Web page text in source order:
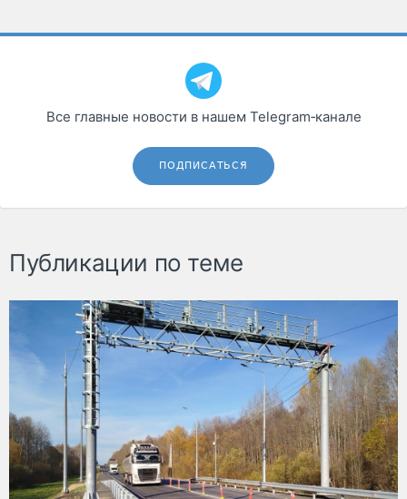
Все главные новости в нашем Telegram‑канале
ПОДПИСАТЬСЯ
Публикации по теме